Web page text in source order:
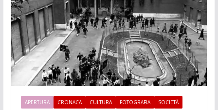
APERTURA CRONACA CULTURA FOTOGRAFIA SOCIETÀ